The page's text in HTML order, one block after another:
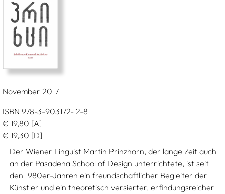
November 2017
ISBN 978-3-903172-12-8
€ 19,80 [A]
€ 19,30 [D]
Der Wiener Linguist Martin Prinzhorn, der lange Zeit auch
an der Pasadena School of Design unterrichtete, ist seit
den 1980er-Jahren ein freundschaftlicher Begleiter der
Künstler und ein theoretisch versierter, erfindungsreicher